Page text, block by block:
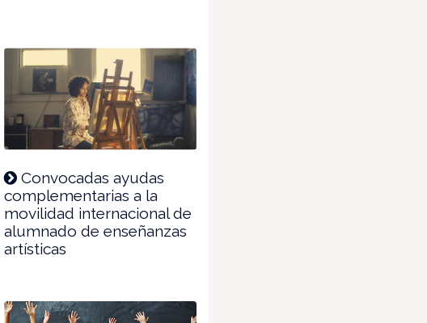
Convocadas ayudas
complementarias a la
movilidad internacional de
alumnado de enseñanzas
artísticas